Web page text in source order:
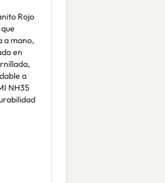
Rojo
a mano,
en
a
NH35